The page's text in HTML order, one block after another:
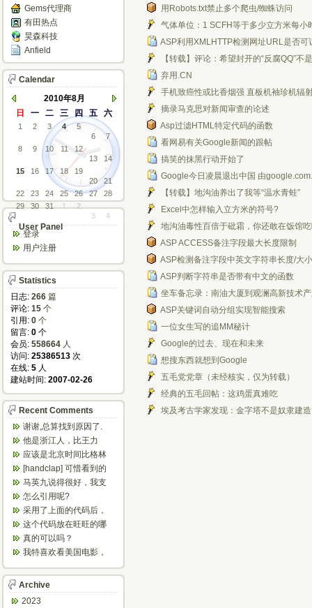
用Robots.txt禁止多个爬虫/蜘蛛访问
气体单位：1 SCFH等于多少立方米每小
ASP利用XMLHTTP检测网址URL是否可
【转载】评论：希望封开的“反腐QQ”不
弃用.CN
手机致癌性或比香烟强 直板机袖珍机辐
摘录马克思对新闻审查的论述
Asp过滤HTML特定代码的函数
看网易有关Google新闻的跟帖
搞笑的抹黑行动开始了
Google今日凌晨退出中国 由
【转载】地沟油养出了我等“温水青蛙”
Excel中怎样输入立方米的符号?
地沟油毒性百倍于砒霜，你还敢在饭馆
ASP ACCESS备注字段最大长度限制
ASP检测备注字段中英文字符串长度/大
ASP判断字符串是否带有中文的函数
坐车备忘录：南油大厦到观澜高新技术
ASP关键词自动分组实现智能搜索
一位女生写的追MM秘计
Google的过去、现在和未来
想搜东西就想到Google
五毛党党章（未经核实，仅为转载）
经典的五毛回帖：这鸡蛋真难吃
埃及考古学家发现：金字塔不是奴隶建造
Gems代理商
有田热点
昊森科技
Anfield
Calendar
2010年8月
日
一 二 三 四 五 六
1 2 3 4
5
6
7
8
9 10 11
12
13
14
15
16 17 18
19
20
21
22
23 24 25 26 27
28
29
30 31 1
2
3
4
User Panel
登录
用户注册
Statistics
日志: 266 篇
评论: 15 个
引用: 0 个
留言: 0 个
会员: 558664 人
访问: 25386513 次
在线: 5 人
建站时间: 2007-02-26
Recent Comments
谢谢,总算找到原因了.
他是浙江人，比王力
宏、任贤齐等唱的粤语
歌好多了
应该是北京时间比格林
尼治时间早八小时
[handclap] 可惜看到的
太晚，不然可以省...
马英九说得很好，我支
持他，我已经恨大陆共
产。
怎么引用呢?
采用了上面的代码后，
怎么不停的刷新？
这个代码放在旺旺的哪
个文件里呀？
真的可以吗？
我特喜欢看美国电影，
力，加强语感...
Archive
2023